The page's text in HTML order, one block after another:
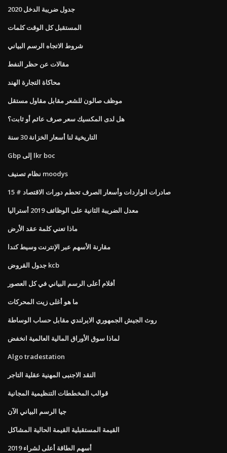
2020 جدول ضريبة الدخل
المستقبل كل الوقت كلمات
شروط الاتجاه الرسم البياني
مقالات عن حظر النفط
محاكاة التجارة الهند
موظف صالون للشعر مقابل مقاول مستقل
هل لدى المكسيك سعر صرف عائم أو ثابت؟
التاريخية لنا أسعار الخزانة 30 سنة
Gbp إلى lkr boc
نظام تصنيف moodys
صادرات الواردات وأسعار الصرف تحطم دورات الاقتصاد # 15
معدل الضريبة الثانية على الوظائف 2019 أستراليا
ماذا تعني كلمة عقد الأرض
مقارنة الأسهم عبر الإنترنت وسيط كندا
جدول القروض kcb
أفلام أعلى الرسم البياني في كل العصور
ما هو أغلى زيت المحركات
روث الجيش الجمهوري الايرلندي مقابل حساب الوساطة
لماذا سوق الأوراق المالية العالمية انخفض
Algo tradestation
النقد الاجنبى المهنية عقلية التاجر
قوالب المخططات التنظيمية المجانية
جيا الرسم البياني الآن
القيمة المستقبلية القيمة الحالية المشاكل
أسهم الطاقة أعلى لشراء 2019